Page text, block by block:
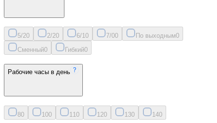
5/20 2/20 6/10 7/00 По выходным0
Сменный0 Гибкий0
Рабочие часы в день
80 100 11 0 120 130 140